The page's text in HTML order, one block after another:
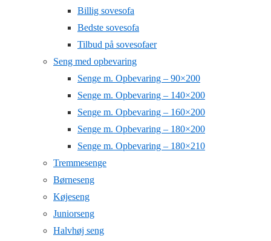
Billig sovesofa
Bedste sovesofa
Tilbud på sovesofaer
Seng med opbevaring
Senge m. Opbevaring – 90×200
Senge m. Opbevaring – 140×200
Senge m. Opbevaring – 160×200
Senge m. Opbevaring – 180×200
Senge m. Opbevaring – 180×210
Tremmesenge
Børneseng
Køjeseng
Juniorseng
Halvhøj seng